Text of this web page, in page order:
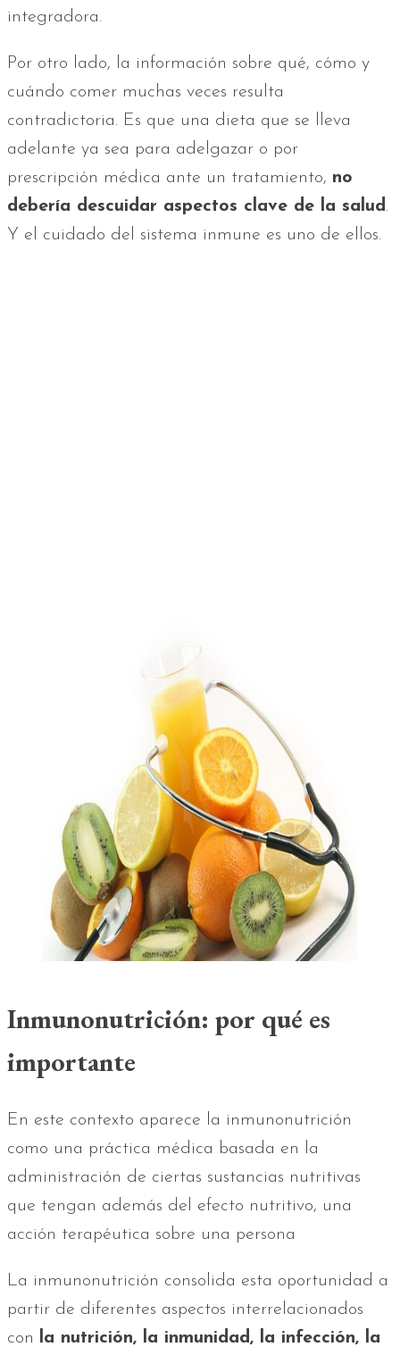
integradora.
Por otro lado, la información sobre qué, cómo y
cuándo comer muchas veces resulta
contradictoria. Es que una dieta que se lleva
adelante ya sea para adelgazar o por
prescripción médica ante un tratamiento, no
debería descuidar aspectos clave de la salud.
Y el cuidado del sistema inmune es uno de ellos.
Inmunonutrición: por qué es
importante
En este contexto aparece la inmunonutrición
como una práctica médica basada en la
administración de ciertas sustancias nutritivas
que tengan además del efecto nutritivo, una
acción terapéutica sobre una persona
La inmunonutrición consolida esta oportunidad a
partir de diferentes aspectos interrelacionados
con
la nutrición, la inmunidad, la infección, la